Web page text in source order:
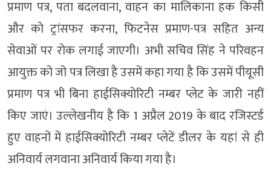
प्रमाण पत्र, पता बदलवाना, वाहन का मालिकाना हक किसी
और को ट्रांसफर करना, फिटनेस प्रमाण-पत्र सहित अन्य
सेवाओं पर रोक लगाई जाएगी। अभी सचिव सिंह ने परिवहन
आयुक्त को जो पत्र लिखा है उसमें कहा गया है कि उसमें पीयूसी
प्रमाण पत्र भी बिना हाईसिक्योरिटी नम्बर प्लेट के जारी नहीं
किए जाएं। उल्लेखनीय है कि 1 अप्रैल 2019 के बाद रजिस्टर्ड
हुए वाहनों में हाईसिक्योरिटी नम्बर प्लेटें डीलर के यहां से ही
अनिवार्य लगवाना अनिवार्य किया गया है।